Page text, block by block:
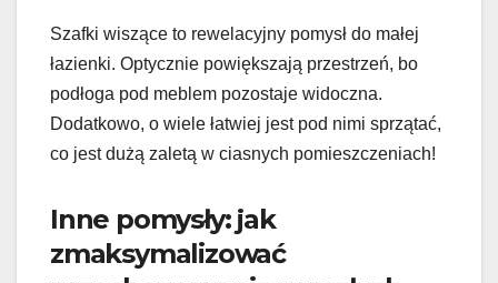
Szafki wiszące to rewelacyjny pomysł do małej
łazienki. Optycznie powiększają przestrzeń, bo
podłoga pod meblem pozostaje widoczna.
Dodatkowo, o wiele łatwiej jest pod nimi sprzątać,
co jest dużą zaletą w ciasnych pomieszczeniach!
Inne pomysły: jak
zmaksymalizować